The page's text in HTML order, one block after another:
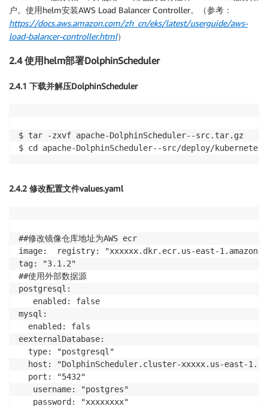
户。使用helm安装AWS Load Balancer Controller。（参考：
https://docs.aws.amazon.com/zh_cn/eks/latest/userguide/aws-
load-balancer-controller.html）
2.4 使用helm部署DolphinScheduler
2.4.1 下载并解压DolphinScheduler
$ tar -zxvf apache-DolphinScheduler--src.tar.gz
2.4.2 修改配置文件values.yaml
##修改镜像仓库地址为AWS ecr
image:  registry: "xxxxxx.dkr.ecr.us-east-
tag: "3.1.2"
##使用外部数据源
postgresql:
   enabled: false
mysql:
  enabled: fals
eexternalDatabase:
  type: "postgresql"
host: "DolphinScheduler.cluster-xxxxx.us-east-
  port: "5432"
   username: "postgres"
   password: "xxxxxxxx"